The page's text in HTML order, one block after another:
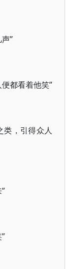
”
都看着他笑”
类，引得众人